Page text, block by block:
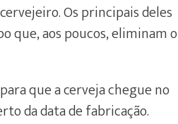
Os principais deles
que, aos poucos, eliminam o
que a cerveja chegue no
da data de fabricação.